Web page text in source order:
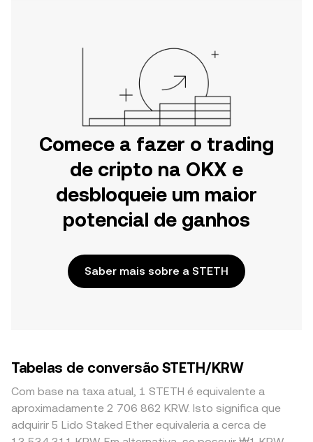
Comece a fazer o trading
de cripto na OKX e
desbloqueie um maior
potencial de ganhos
Saber mais sobre a STETH
Tabelas de conversão STETH/KRW
Com base na taxa atual, 1 STETH é equivalente a
aproximadamente 2 706 862 KRW. Isto significa que
adquirir 5 Lido Staked Ether equivaleria a cerca de